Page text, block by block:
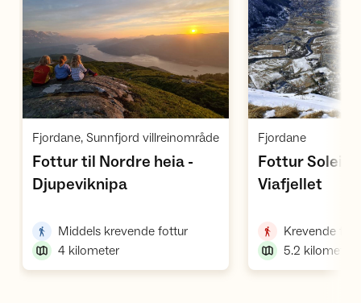
Vis turforslag
Fjordane, Sunnfjord villreinområde,
Fottur til Nordre heia -
Djupeviknipa,
Middels krevende fottur,
4 kilometer
Fjordane,
Fottur
Viafjellet
Krevende
5.2 kilometer